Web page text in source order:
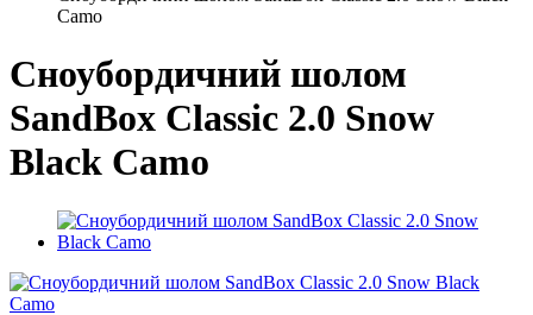
Camo
Сноубордичний шолом
SandBox Classic 2.0 Snow
Black Camo